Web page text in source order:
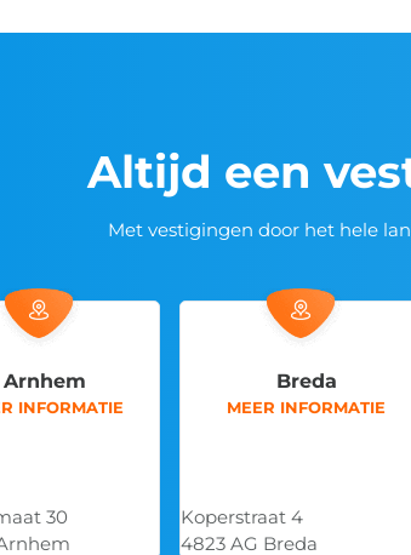
Altijd een
Met vestigingen door het hele
Breda
INFORMATIE
4
Den Haag
MEER INFORMATIE
Laan van Gravenmade 80
2495 AJ Den Haag